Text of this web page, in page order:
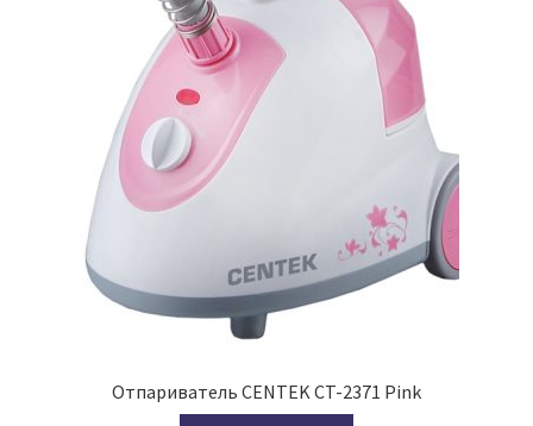
Отпариватель CENTEK CT-2371 Pink